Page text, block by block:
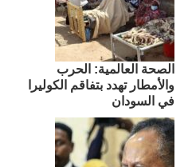
الصحة العالمية: الحرب
والأمطار تهدد بتفاقم الكوليرا
في السودان